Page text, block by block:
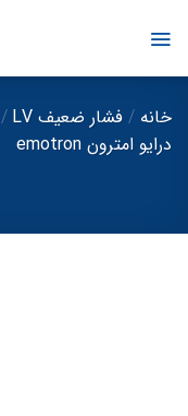
خانه / فشار ضعیف LV /
درایو امترون emotron